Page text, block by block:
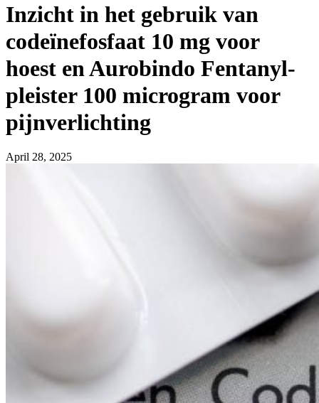
Inzicht in het gebruik van
codeïnefosfaat 10 mg voor
hoest en Aurobindo Fentanyl-
pleister 100 microgram voor
pijnverlichting
April 28, 2025